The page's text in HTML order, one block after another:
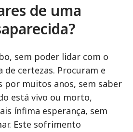
de uma
sem poder lidar com o
certezas. Procuram e
por muitos anos, sem saber
está vivo ou morto,
ínfima esperança, sem
Este sofrimento